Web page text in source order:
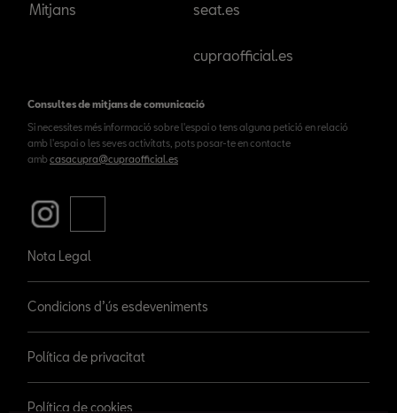
Mitjans seat.es
cupraofficial.es
Consultes de mitjans de comunicació
Si necessites més informació sobre l'espai o tens alguna petició en relació
amb l'espai o les seves activitats, pots posar-te en contacte
amb casacupra@cupraofficial.es
Nota Legal
Condicions d’ús esdeveniments
Política de privacitat
Política de cookies